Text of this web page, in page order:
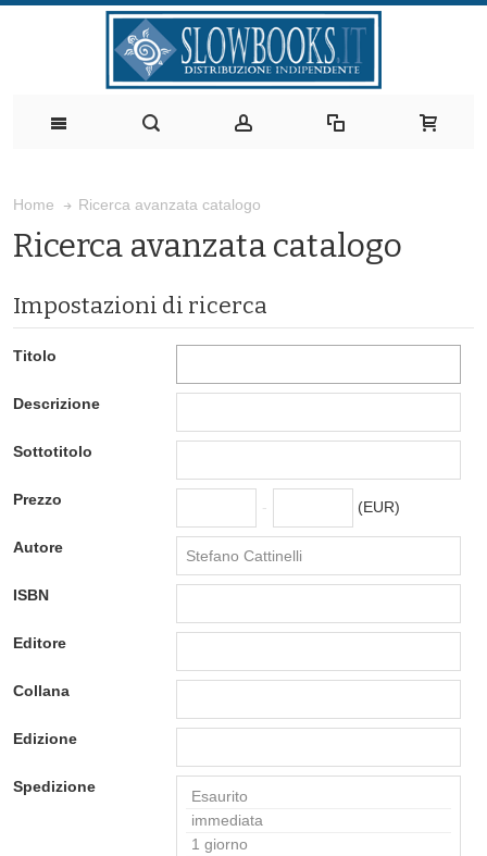
Home Ricerca avanzata catalogo
Ricerca avanzata catalogo
Impostazioni di ricerca
Titolo
Descrizione
Sottotitolo
Prezzo - (EUR)
Autore
ISBN
Editore
Collana
Edizione
Spedizione